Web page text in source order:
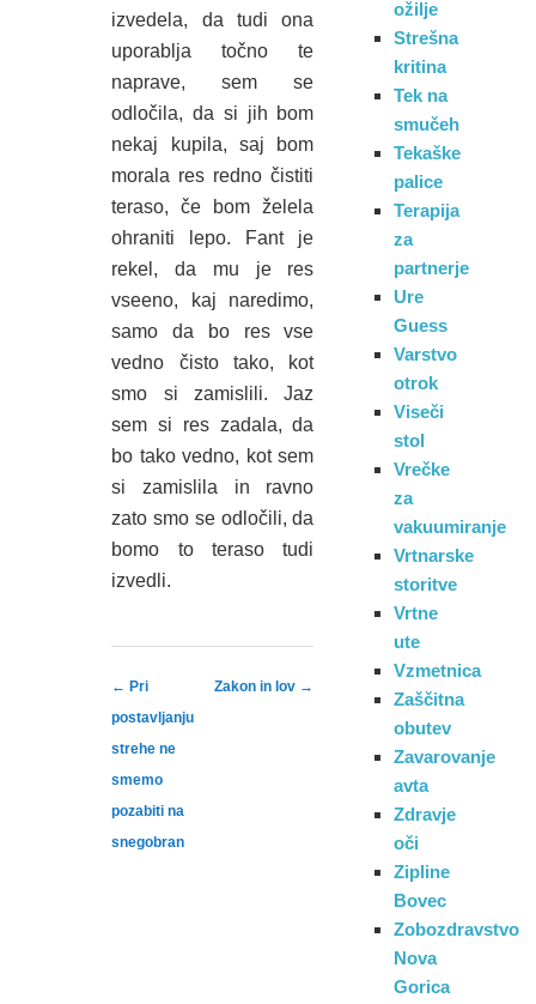
izvedela, da tudi ona
uporablja točno te
naprave, sem se
odločila, da si jih bom
nekaj kupila, saj bom
morala res redno čistiti
teraso, če bom želela
ohraniti lepo. Fant je
rekel, da mu je res
vseeno, kaj naredimo,
samo da bo res vse
vedno čisto tako, kot
smo si zamislili. Jaz
sem si res zadala, da
bo tako vedno, kot sem
si zamislila in ravno
zato smo se odločili, da
bomo to teraso tudi
izvedli.
Post navigation
← Pri
postavljanju
strehe ne
smemo
pozabiti na
snegobran
Zakon in lov →
ožilje
Strešna
kritina
Tek na
smučeh
Tekaške
palice
Terapija
za
partnerje
Ure
Guess
Varstvo
otrok
Viseči
stol
Vrečke
za
vakuumiranje
Vrtnarske
storitve
Vrtne
ute
Vzmetnica
Zaščitna
obutev
Zavarovanje
avta
Zdravje
oči
Zipline
Bovec
Zobozdravstvo
Nova
Gorica